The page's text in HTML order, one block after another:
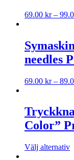
69.00 kr–
needles
69.00 kr–
Color”
Välj alternativ